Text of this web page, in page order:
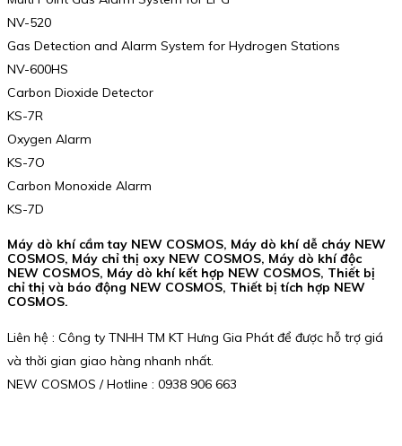
NV-520
Gas Detection and Alarm System for Hydrogen Stations
NV-600HS
Carbon Dioxide Detector
KS-7R
Oxygen Alarm
KS-7O
Carbon Monoxide Alarm
KS-7D
Máy dò khí cầm tay NEW COSMOS, Máy dò khí dễ cháy NEW
COSMOS, Máy chỉ thị oxy NEW COSMOS, Máy dò khí độc
NEW COSMOS, Máy dò khí kết hợp NEW COSMOS, Thiết bị
chỉ thị và báo động NEW COSMOS, Thiết bị tích hợp NEW
COSMOS.
Liên hệ : Công ty TNHH TM KT Hưng Gia Phát để được hỗ trợ giá
và thời gian giao hàng nhanh nhất.
NEW COSMOS / Hotline : 0938 906 663